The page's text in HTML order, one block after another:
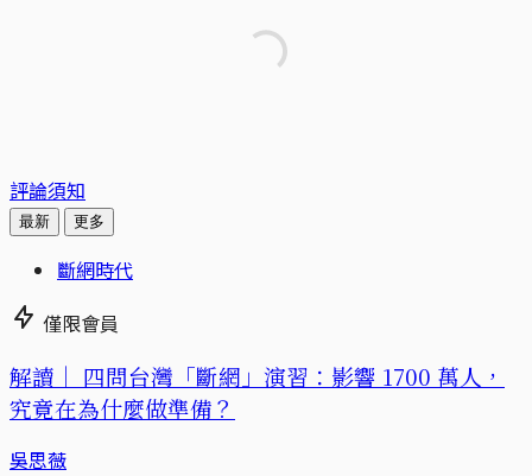
評論須知
最新 更多
斷網時代
僅限會員
解讀｜ 四問台灣「斷網」演習：影響 1700 萬人，
究竟在為什麼做準備？
吳思薇